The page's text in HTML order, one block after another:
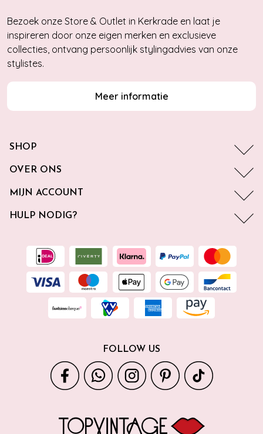
Bezoek onze Store & Outlet in Kerkrade en laat je
inspireren door onze eigen merken en exclusieve
collecties, ontvang persoonlijk stylingadvies van onze
stylistes.
Meer informatie
SHOP
OVER ONS
MIJN ACCOUNT
HULP NODIG?
FOLLOW US